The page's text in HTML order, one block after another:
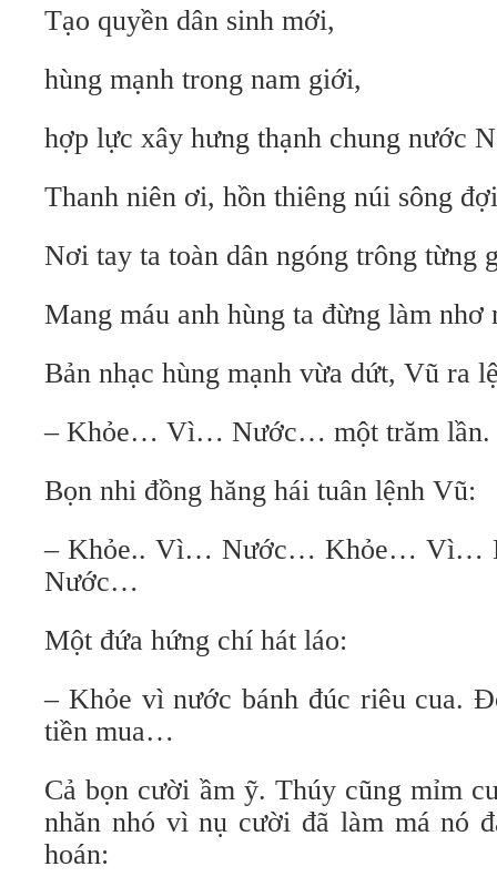
Tạo quyền dân sinh mới,
hùng mạnh trong nam giới,
hợp lực xây hưng thạnh chung nước
Thanh niên ơi, hồn thiêng núi sông
Nơi tay ta toàn dân ngóng trông từng
Mang máu anh hùng ta đừng làm
Bản nhạc hùng mạnh vừa dứt, Vũ ra
– Khỏe… Vì… Nước… một trăm lần.
Bọn nhi đồng hăng hái tuân lệnh Vũ:
– Khỏe.. Vì… Nước… Khỏe…
Nước…
Một đứa hứng chí hát láo:
– Khỏe vì nước bánh đúc riêu cua.
tiền mua…
Cả bọn cười ầm ỹ. Thúy cũng mỉm
nhăn nhó vì nụ cười đã làm má nó
hoán: